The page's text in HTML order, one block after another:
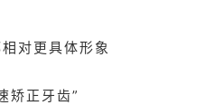
对更具体形象
矫正牙齿”